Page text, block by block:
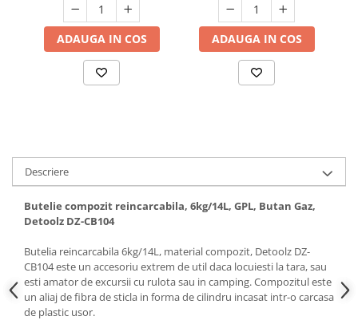
Hote bucatarie
Consumabile
Hote cupolare
Hote telescopice
Hote traditionale
Masini de Spalat Rufe & Uscatoare
Accesorii masini de spalat &
uscatoare
Masini automate de spalat rufe
Masini de spalat rufe cu uscator
Masini de spalat rufe verticale
ADAUGA IN COS ADAUGA IN COS
Descriere
Butelie compozit reincarcabila, 6kg/14L, GPL, Butan Gaz,
Detoolz DZ-CB104
Butelia reincarcabila 6kg/14L, material compozit, Detoolz DZ-
CB104 este un accesoriu extrem de util daca locuiesti la tara, sau
esti amator de excursii cu rulota sau in camping. Compozitul este
un aliaj de fibra de sticla in forma de cilindru incasat intr-o carcasa
de plastic usor.